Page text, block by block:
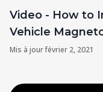
Video - How to
Vehicle
Mis à jourfévrier 2, 2021